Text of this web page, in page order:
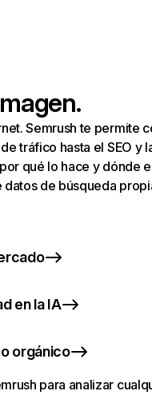
Semrush te permite
tráfico hasta el SEO y
qué lo hace y dónde
de búsqueda
en la IA
orgánico
para analizar